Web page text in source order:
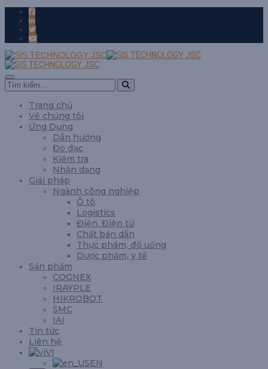
Trang chủ
Về chúng tôi
Ứng Dụng
Dẫn hướng
Đo đạc
Kiểm tra
Nhận dạng
Giải pháp
Ngành công nghiệp
Ô tô
Logistics
Điện, Điện tử
Chất bán dẫn
Thực phẩm, đồ uống
Dược phẩm, y tế
Sản phẩm
COGNEX
IRAYPLE
HIKROBOT
SMC
IAI
Tin tức
Liên hệ
VI
EN